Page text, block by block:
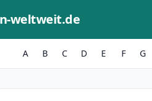
weltweit.de
A B C D E F G